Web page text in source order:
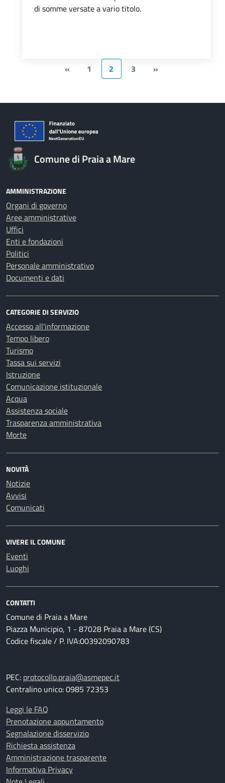
di somme versate a vario titolo.
« 1 2 3 »
Comune di Praia a Mare
AMMINISTRAZIONE
Organi di governo
Aree amministrative
Uffici
Enti e fondazioni
Politici
Personale amministrativo
Documenti e dati
CATEGORIE DI SERVIZIO
Accesso all'informazione
Tempo libero
Turismo
Tassa sui servizi
Istruzione
Comunicazione istituzionale
Acqua
Assistenza sociale
Trasparenza amministrativa
Morte
NOVITÀ
Notizie
Avvisi
Comunicati
VIVERE IL COMUNE
Eventi
Luoghi
CONTATTI
Comune di Praia a Mare
Piazza Municipio, 1 - 87028 Praia a Mare (CS)
Codice fiscale / P. IVA:00392090783
PEC: protocollo.praia@asmepec.it
Centralino unico: 0985 72353
Leggi le FAQ
Prenotazione appuntamento
Segnalazione disservizio
Richiesta assistenza
Amministrazione trasparente
Informativa Privacy